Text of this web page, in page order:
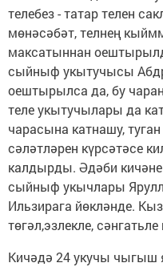
телебез - татар телен
мөнәсәбәт, телнең
максатыннан
сыйныф укытучысы
оештырылса да, бу
теле укытучылары да
чарасына катнашу, туган
сәләтләрен күрсәтәсе
калдырды. Әдәби
сыйныф укычлары
Ильзирага йөкләнде.
төгәл,эзлекле,
Кичәдә 24 укучы